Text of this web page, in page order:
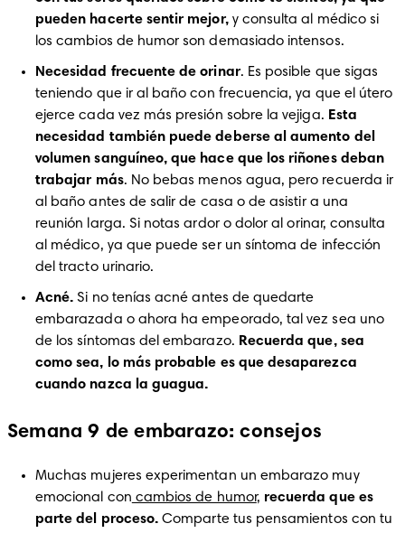
pueden hacerte sentir mejor, y consulta al médico si
los cambios de humor son demasiado intensos.
Necesidad frecuente de orinar. Es posible que sigas
teniendo que ir al baño con frecuencia, ya que el útero
ejerce cada vez más presión sobre la vejiga. Esta
necesidad también puede deberse al aumento del
volumen sanguíneo, que hace que los riñones deban
trabajar más. No bebas menos agua, pero recuerda ir
al baño antes de salir de casa o de asistir a una
reunión larga. Si notas ardor o dolor al orinar, consulta
al médico, ya que puede ser un síntoma de infección
del tracto urinario.
Acné. Si no tenías acné antes de quedarte
embarazada o ahora ha empeorado, tal vez sea uno
de los síntomas del embarazo. Recuerda que, sea
como sea, lo más probable es que desaparezca
cuando nazca la guagua.
Semana 9 de embarazo: consejos
Muchas mujeres experimentan un embarazo muy
emocional con cambios de humor, recuerda que es
parte del proceso. Comparte tus pensamientos con tu